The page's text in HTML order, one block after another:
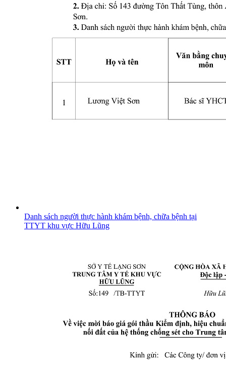
Danh sách người thực hành khám bệnh, chữa bệnh tại
TTYT khu vực Hữu Lũng